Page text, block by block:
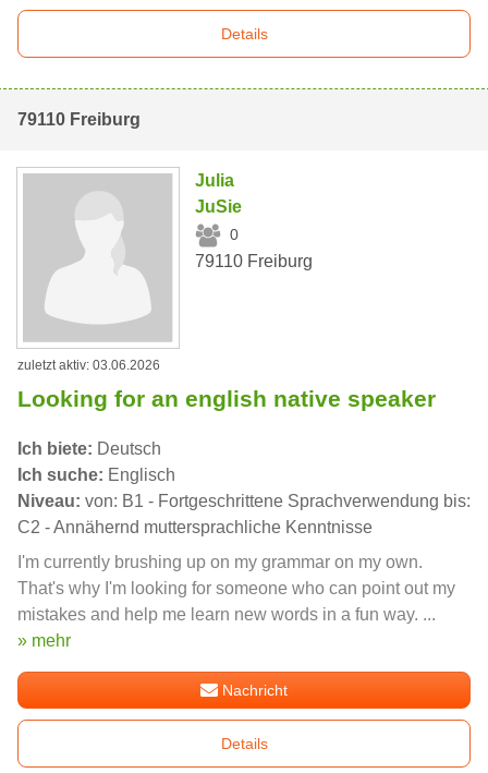
Details
79110 Freiburg
Julia
JuSie
0
79110 Freiburg
zuletzt aktiv: 03.06.2026
Looking for an english native speaker
Ich biete: Deutsch
Ich suche: Englisch
Niveau: von: B1 - Fortgeschrittene Sprachverwendung bis:
C2 - Annähernd muttersprachliche Kenntnisse
I'm currently brushing up on my grammar on my own.
That's why I'm looking for someone who can point out my
mistakes and help me learn new words in a fun way. ...
» mehr
Nachricht
Details